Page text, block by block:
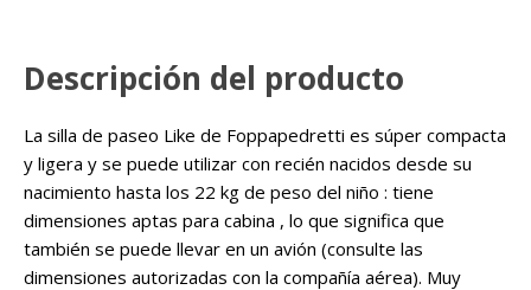
Descripción del producto
La silla de paseo Like de Foppapedretti es súper compacta
y ligera y se puede utilizar con recién nacidos desde su
nacimiento hasta los 22 kg de peso del niño : tiene
dimensiones aptas para cabina , lo que significa que
también se puede llevar en un avión (consulte las
dimensiones autorizadas con la compañía aérea). Muy